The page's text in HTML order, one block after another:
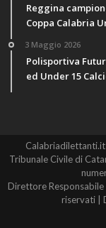
Reggina
Coppa Calabria
3 Maggio 2026
Polisportiva
ed Under 15
Tribunale Civile di
Direttore
riservati |